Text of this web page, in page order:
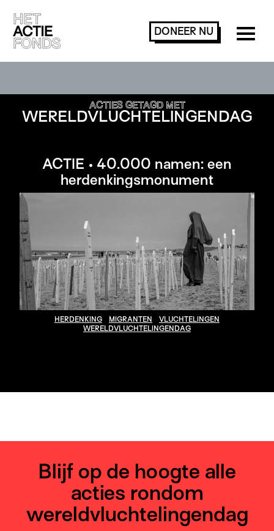
DONEER NU
ACTIES GETAGD MET
WERELDVLUCHTELINGENDAG
ACTIE • 40.000 namen: een
herdenkingsmonument
HERDENKING MIGRANTEN
VLUCHTELINGEN
WERELDVLUCHTELINGENDAG
Blijf op de hoogte alle
acties rondom
wereldvluchtelingendag